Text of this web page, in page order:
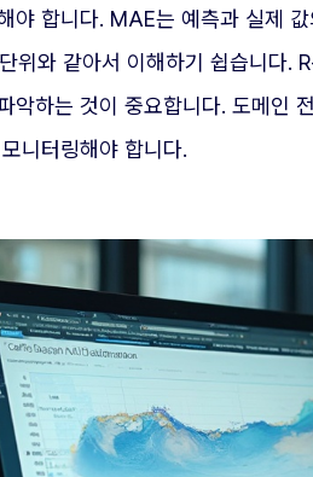
합니다. MAE는 예측과 실제
위와 같아서 이해하기 쉽습니다
하는 것이 중요합니다. 도메인
니터링해야 합니다.